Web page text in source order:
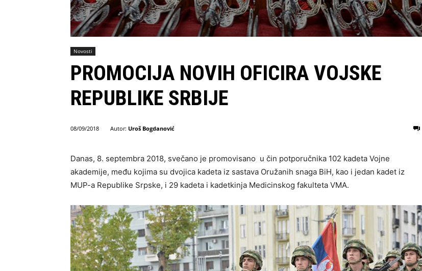
Novosti
PROMOCIJA NOVIH OFICIRA VOJSKE
REPUBLIKE SRBIJE
08/09/2018 Autor: Uroš Bogdanović
Danas, 8. septembra 2018, svečano je promovisano u čin potporučnika 102 kadeta Vojne
akademije, među kojima su dvojica kadeta iz sastava Oružanih snaga BiH, kao i jedan kadet iz
MUP-a Republike Srpske, i 29 kadeta i kadetkinja Medicinskog fakulteta VMA.